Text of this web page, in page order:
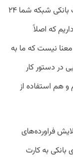
کامل عرضه فراورده‌های نفتی را تصور کنید، کارت بانکی شبکه شما ۲۴
که اصلاً
معنا نیست که ما به
در دستور کار
و هم استفاده از
فراورده‌های
بانکی به کارت